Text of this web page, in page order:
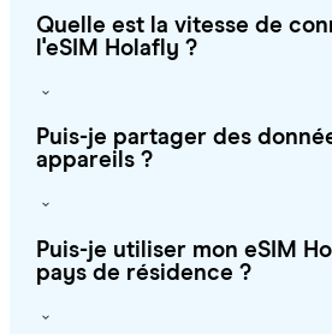
Quelle est la vitesse de
l'eSIM Holafly ?
Puis-je partager des
appareils ?
Puis-je utiliser mon eSIM
pays de résidence ?